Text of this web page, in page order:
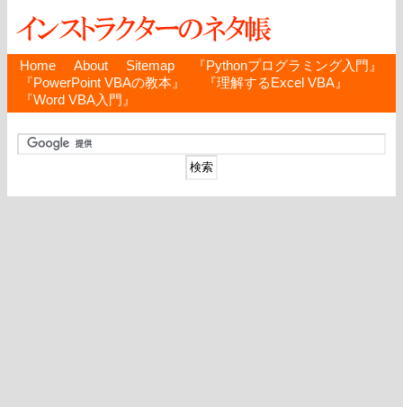
Home About Sitemap
『Pythonプログラミング入門』
『PowerPoint VBAの教本』
『理解するExcel VBA』
『Word VBA入門』